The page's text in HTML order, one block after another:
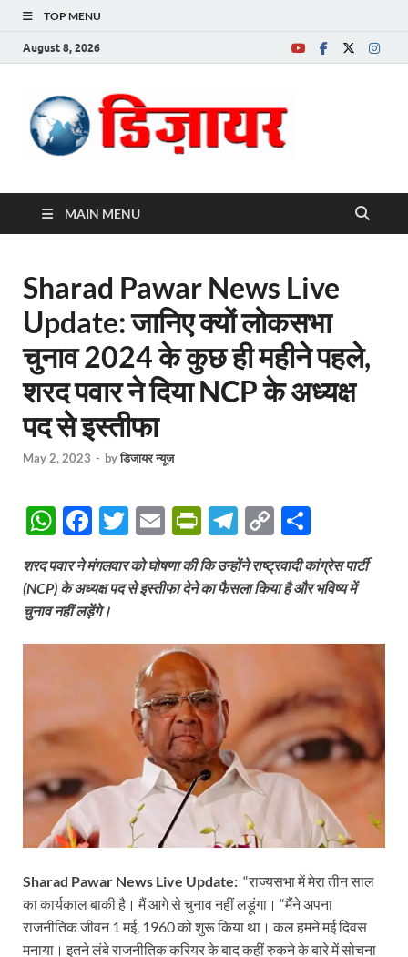
TOP MENU
August 8, 2026
MAIN MENU
Sharad Pawar News Live
Update: जानिए क्यों लोकसभा
चुनाव 2024 के कुछ ही महीने पहले,
शरद पवार ने दिया NCP के अध्यक्ष
पद से इस्तीफा
May 2, 2023 - byडिजायर न्यूज
W
at
s
A
F
ac
e
b
o
T
w
itt
er
E
ail
P
ri
nt
ie
n
dl
y
T
el
e
a
C
p
Li
k
h
ar
शरद पवार ने मंगलवार को घोषणा की कि उन्होंने राष्ट्रवादी कांग्रेस पार्टी
(NCP) के अध्यक्ष पद से इस्तीफा देने का फैसला किया है और भविष्य में
चुनाव नहीं लड़ेंगे।
Sharad Pawar News Live Update: “राज्यसभा में मेरा तीन साल
का कार्यकाल बाकी है। मैं आगे से चुनाव नहीं लड़ूंगा। “मैंने अपना
राजनीतिक जीवन 1 मई, 1960 को शुरू किया था। कल हमने मई दिवस
मनाया। इतने लंबे राजनीतिक करियर के बाद कहीं रुकने के बारे में सोचना